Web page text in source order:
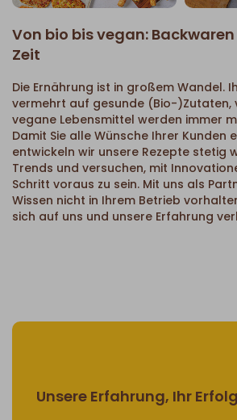
Von bio bis vegan:
Zeit
Die Ernährung ist in großem Wandel.
vermehrt auf gesunde (Bio-)Zutaten,
vegane Lebensmittel werden immer
Damit Sie alle Wünsche Ihrer Kunden
entwickeln wir unsere Rezepte stetig
Trends und versuchen, mit
Schritt voraus zu sein. Mit uns als
Wissen nicht in Ihrem Betrieb
sich auf uns und unsere Erfahrung
Unsere Erfahrung, Ihr Erfolg